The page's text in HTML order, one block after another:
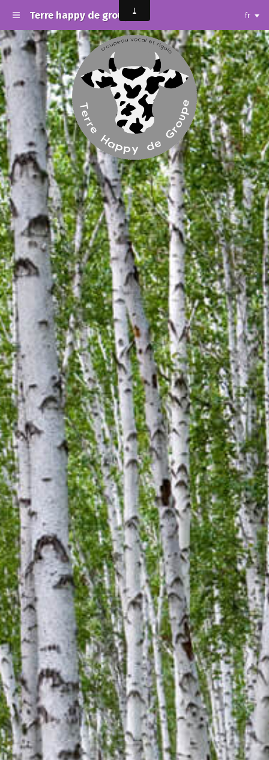
Terre happy de groupe fr